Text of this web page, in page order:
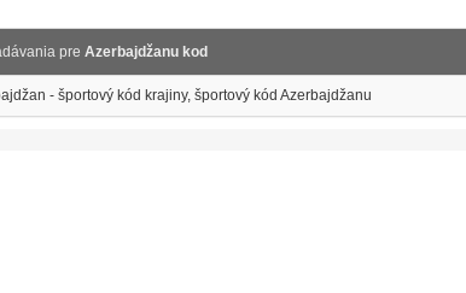
pre Azerbajdžanu kod
- športový kód krajiny, športový kód Azerbajdžanu